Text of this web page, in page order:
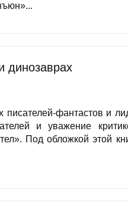
динозаврах
фантастов и
и уважение
Под обложкой этой